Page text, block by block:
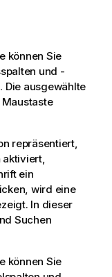
können Sie
und -
Die ausgewählte
repräsentiert,
aktiviert,
ein
wird eine
In dieser
Suchen
können Sie